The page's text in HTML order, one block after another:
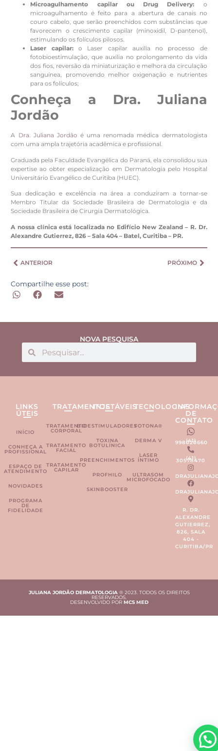
Microagulhamento capilar ou Drug Delivery: o
microagulhamento é feito para a abertura de canais no
couro cabelo, que serão preenchidos com substâncias que
favorecem o crescimento capilar (minoxidil, D-pantenol),
estimulando os folículos pilosos.
Laser capilar: o Laser capilar auxilia no processo de
fotobioestimulação, que auxilia no prolongamento da vida
dos fios, reversão da miniaturização e melhora da circulação
sanguínea, promovendo melhor oxigenação e nutrientes
para os folículos;
Conheça a Dra. Juliana
Jordão
A Dra. Juliana Jordão é uma renomada médica dermatologista
com uma ampla trajetória acadêmica e profissional.
Graduada pela Faculdade Evangélica do Paraná, ela consolidou sua
expertise ao obter especialização em Dermatologia pelo Hospital
Universitário Evangélico de Curitiba (HUEC).
Sua dedicação e excelência na área a conduziram a tornar-se
Membro Titular da Sociedade Brasileira de Dermatologia e da
Sociedade Brasileira de Cirurgia Dermatológica.
A nossa clínica está localizada no Edifício New Zealand – R. Dr.
Alexandre Gutierrez, 826 – Sala 404 – Batel, Curitiba – PR.
ANTERIOR PRÓXIMO
Compartilhe esse post:
NOVA PESQUISA
LINKS
ÚTEIS
INÍCIO
CONHEÇA A
PROFISSIONAL
ESPAÇO DE
ATENDIMENTO
NOVIDADES
PROGRAMA
DE
FIDELIDADE
TRATAMENTOS
TRATAMENTO
CORPORAL
TRATAMENTO
FACIAL
TRATAMENTO
CAPILAR
INJETÁVEIS
BIOESTIMULADORES
TOXINA
BOTULÍNICA
PREENCHIMENTOS
PROFHILO
SKINBOOSTER
TECNOLOGIAS
FOTONA®
DERMA V
LASER
ÍNTIMO
ULTRASOM
MICROFOCADO
DE
CONTATO
(41)
998020660
(41)
30578470
R. DR.
ALEXANDRE
GUTIERREZ,
826, SALA
404 -
CURITIBA/PR
JULIANA JORDÃO DERMATOLOGIA® 2023. TODOS OS DIREITOS
RESERVADOS.
DESENVOLVIDO POR MCS MED